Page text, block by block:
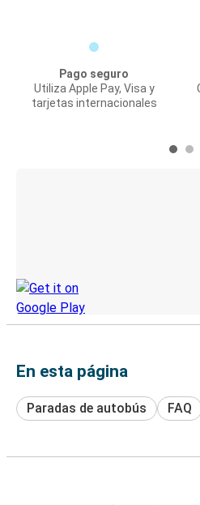
Pago seguro
Utiliza Apple Pay, Visa y
tarjetas internacionales
En esta página
Paradas de autobús FAQ